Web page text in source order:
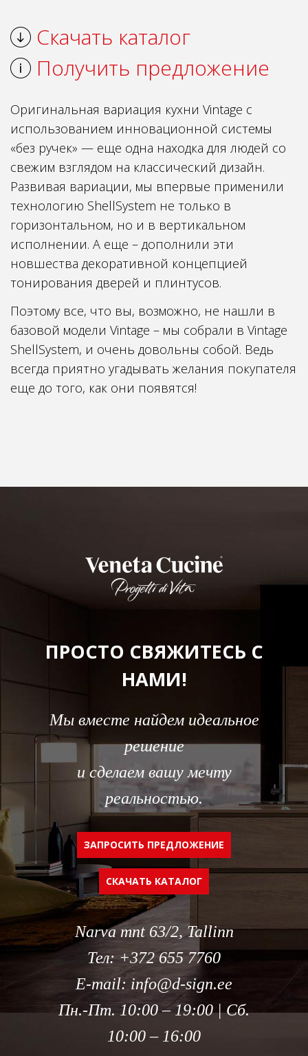
Скачать каталог
Получить предложение
Оригинальная вариация кухни Vintage с
использованием инновационной системы
«без ручек» — еще одна находка для людей со
свежим взглядом на классический дизайн.
Развивая вариации, мы впервые применили
технологию ShellSystem не только в
горизонтальном, но и в вертикальном
исполнении. А еще – дополнили эти
новшества декоративной концепцией
тонирования дверей и плинтусов.
Поэтому все, что вы, возможно, не нашли в
базовой модели Vintage – мы собрали в Vintage
ShellSystem, и очень довольны собой. Ведь
всегда приятно угадывать желания покупателя
еще до того, как они появятся!
ПРОСТО СВЯЖИТЕСЬ С
НАМИ!
Мы вместе найдем идеальное
решение
и сделаем вашу мечту
реальностью.
ЗАПРОСИТЬ ПРЕДЛОЖЕНИЕ
СКАЧАТЬ КАТАЛОГ
Narva mnt 63/2, Tallinn
Тел:+372 655 7760
E-mail: info@d-sign.ee
Пн.-Пт. 10:00 – 19:00 | Сб.
10:00 – 16:00